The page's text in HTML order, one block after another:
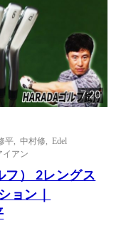
7:20
平 ,中村修 ,Edel
イアン
フ） 2レングス
ョン｜